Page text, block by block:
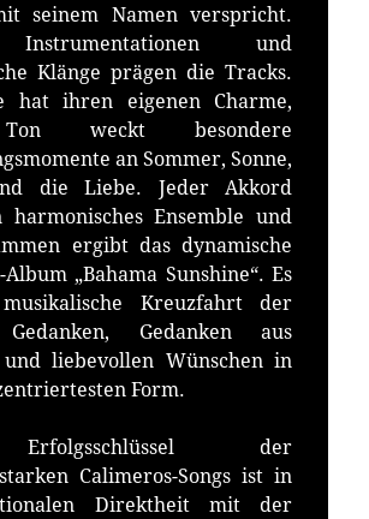
seinem Namen verspricht.
und
Klänge prägen die Tracks.
hat ihren eigenen Charme,
weckt besondere
an Sommer, Sonne,
die Liebe. Jeder Akkord
Ensemble und
ergibt das dynamische
Album „Bahama Sunshine“. Es
Kreuzfahrt der
Gedanken, Gedanken aus
liebevollen Wünschen in
Form.
der
Calimeros-Songs ist in
Direktheit mit der